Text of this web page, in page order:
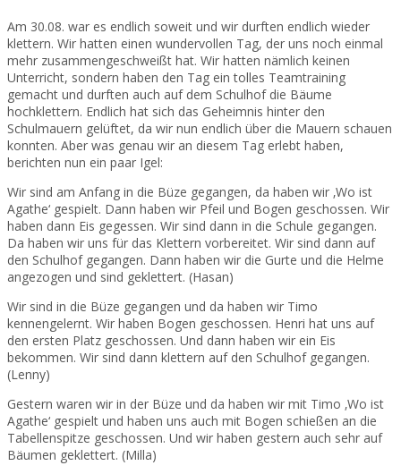
Am 30.08. war es endlich soweit und wir durften endlich wieder
klettern. Wir hatten einen wundervollen Tag, der uns noch einmal
mehr zusammengeschweißt hat. Wir hatten nämlich keinen
Unterricht, sondern haben den Tag ein tolles Teamtraining
gemacht und durften auch auf dem Schulhof die Bäume
hochklettern. Endlich hat sich das Geheimnis hinter den
Schulmauern gelüftet, da wir nun endlich über die Mauern schauen
konnten. Aber was genau wir an diesem Tag erlebt haben,
berichten nun ein paar Igel:
Wir sind am Anfang in die Büze gegangen, da haben wir ‚Wo ist
Agathe‘ gespielt. Dann haben wir Pfeil und Bogen geschossen. Wir
haben dann Eis gegessen. Wir sind dann in die Schule gegangen.
Da haben wir uns für das Klettern vorbereitet. Wir sind dann auf
den Schulhof gegangen. Dann haben wir die Gurte und die Helme
angezogen und sind geklettert. (Hasan)
Wir sind in die Büze gegangen und da haben wir Timo
kennengelernt. Wir haben Bogen geschossen. Henri hat uns auf
den ersten Platz geschossen. Und dann haben wir ein Eis
bekommen. Wir sind dann klettern auf den Schulhof gegangen.
(Lenny)
Gestern waren wir in der Büze und da haben wir mit Timo ‚Wo ist
Agathe‘ gespielt und haben uns auch mit Bogen schießen an die
Tabellenspitze geschossen. Und wir haben gestern auch sehr auf
Bäumen geklettert. (Milla)